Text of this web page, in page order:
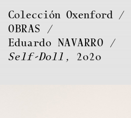
Colección Oxenford
OBRAS
/
Eduardo NAVARRO
Self-Doll , 2020